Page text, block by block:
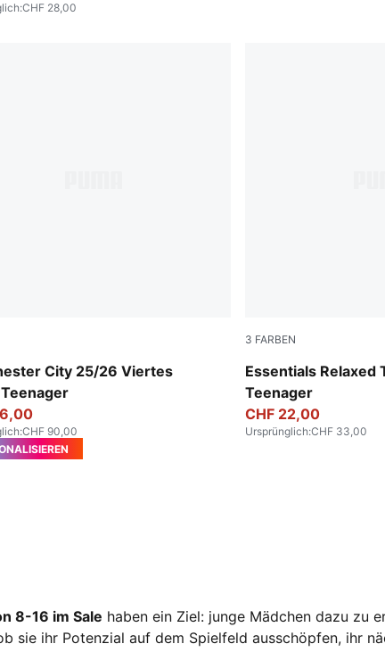
:CHF 28,00
City 25/26 Viertes
:CHF 90,00
3 FARBEN
Essentials Relaxed
Teenager
Emerald Ice
CHF 22,00
Ursprünglich:CHF 33,00
8-16 im Sale haben ein Ziel: junge Mädchen dazu zu
sie ihr Potenzial auf dem Spielfeld ausschöpfen, ihr